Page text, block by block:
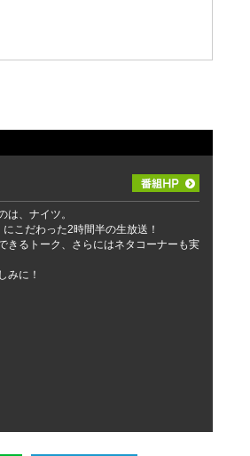
は、ナイツ。
こだわった2時間半の生放送！
きるトーク、さらにはネタコーナーも実
みに！